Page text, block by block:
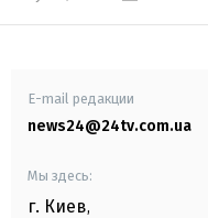
E-mail редакции
news24@24tv.com.ua
Мы здесь:
г. Киев,